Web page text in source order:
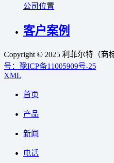
公司位置
客户案例
Copyright © 2025 利菲尔特（商
号：豫ICP备11005909号-25
XML
首页
产品
新闻
电话